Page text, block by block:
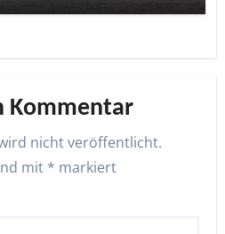
Kommentar
nicht veröffentlicht.
mit * markiert